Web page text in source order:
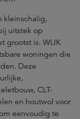
kleinschalig,
uitstek op
grootst is. WIJK
woningen die
Deze
CLT-
en houtwol voor
eenvoudig te